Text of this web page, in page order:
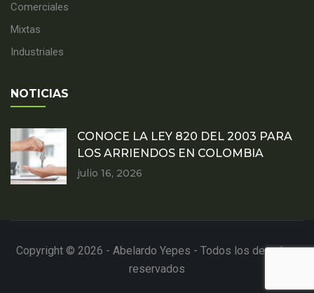
Comerciales
Mixtas
Industriales
NOTICIAS
CONOCE LA LEY 820 DEL 2003 PARA
LOS ARRIENDOS EN COLOMBIA
julio 16, 2026
Copyright © 2026 - Abelardo Yepes - Todos los derechos
reservados